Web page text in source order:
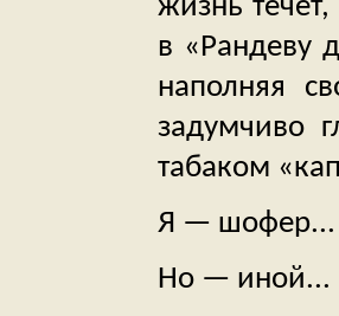
жизнь
в «Рандеву
наполняя
задумчиво
табаком
Я — шофер...
Но — иной...